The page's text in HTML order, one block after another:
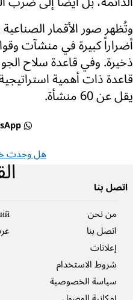
وتُظهر صور الأقمار
أضراراً كبيرة في منشآت
قاعدة ذات أهمية
يقل عن 60 منشأة.
هل وجدت
اتصل بنا
من نحن
اتصل بنا
إعلانات
شروط الاستخدام
سياسة الخصوصية